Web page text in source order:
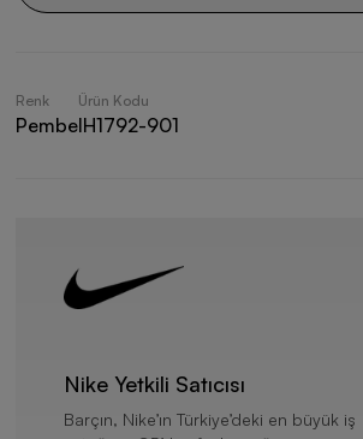
Renk
Pembe
Ürün Kodu
IH1792-901
Nike Yetkili Satıcısı
Barçın, Nike’ın Türkiye’deki en büyük iş